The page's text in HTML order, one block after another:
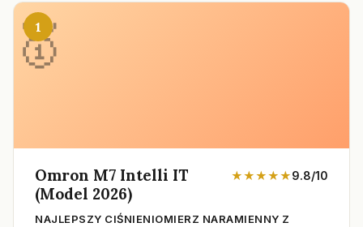
1
Omron M7 Intelli IT
(Model 2026)
★★★★★9.8/10
NAJLEPSZY CIŚNIENIOMIERZ NARAMIENNY Z